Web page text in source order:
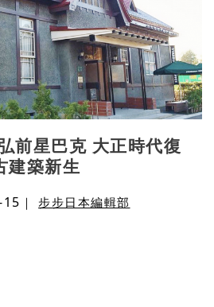
前星巴克 大正時代復
建築新生
｜ 步步日本編輯部